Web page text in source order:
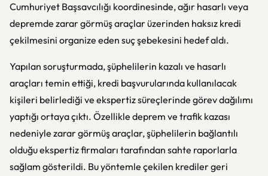
Cumhuriyet Başsavcılığı koordinesinde, ağır hasarlı veya
depremde zarar görmüş araçlar üzerinden haksız kredi
çekilmesini organize eden suç şebekesini hedef aldı.
Yapılan soruşturmada, şüphelilerin kazalı ve hasarlı
araçları temin ettiği, kredi başvurularında kullanılacak
kişileri belirlediği ve ekspertiz süreçlerinde görev dağılımı
yaptığı ortaya çıktı. Özellikle deprem ve trafik kazası
nedeniyle zarar görmüş araçlar, şüphelilerin bağlantılı
olduğu ekspertiz firmaları tarafından sahte raporlarla
sağlam gösterildi. Bu yöntemle çekilen krediler geri